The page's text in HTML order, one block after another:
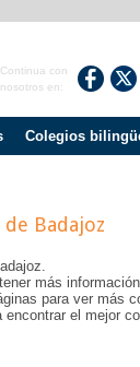
Continua con
nosotros en:
Colegios
de Badajoz
.
más
para ver más
el mejor